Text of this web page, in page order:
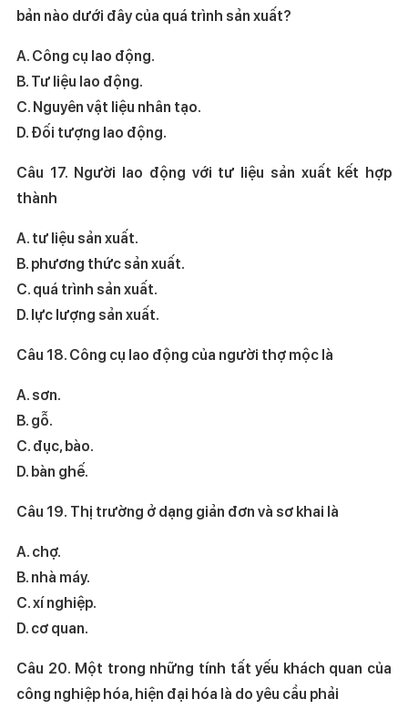
bản nào dưới đây của quá trình sản xuất?
A. Công cụ lao động.
B. Tư liệu lao động.
C. Nguyên vật liệu nhân tạo.
D. Đối tượng lao động.
Câu 17. Người lao động với tư liệu sản xuất kết hợp
thành
A. tư liệu sản xuất.
B. phương thức sản xuất.
C. quá trình sản xuất.
D. lực lượng sản xuất.
Câu 18. Công cụ lao động của người thợ mộc là
A. sơn.
B. gỗ.
C. đục, bào.
D. bàn ghế.
Câu 19. Thị trường ở dạng giản đơn và sơ khai là
A. chợ.
B. nhà máy.
C. xí nghiệp.
D. cơ quan.
Câu 20. Một trong những tính tất yếu khách quan của
công nghiệp hóa, hiện đại hóa là do yêu cầu phải